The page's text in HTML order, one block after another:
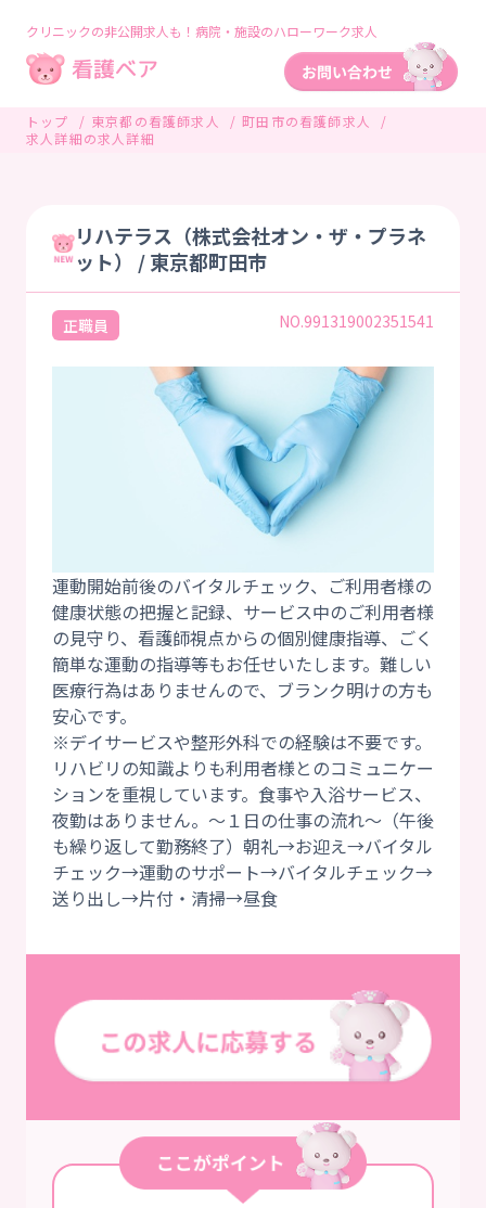
クリニックの非公開求人も！病院・施設のハローワーク求人
トップ 東京都の看護師求人
町田市の看護師求人
求人詳細の求人詳細
リハテラス（株式会社オン・ザ・プラネ
ット） / 東京都町田市
正職員 NO.991319002351541
運動開始前後のバイタルチェック、ご利用者様の
健康状態の把握と記録、サービス中のご利用者様
の見守り、看護師視点からの個別健康指導、ごく
簡単な運動の指導等もお任せいたします。難しい
医療行為はありませんので、ブランク明けの方も
安心です。
※デイサービスや整形外科での経験は不要です。
リハビリの知識よりも利用者様とのコミュニケー
ションを重視しています。食事や入浴サービス、
夜勤はありません。～１日の仕事の流れ～（午後
も繰り返して勤務終了）朝礼→お迎え→バイタル
チェック→運動のサポート→バイタルチェック→